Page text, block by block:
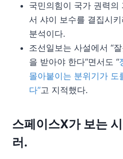
국민의힘이 국가 권력의
서 샤이 보수를 결집시
분석이다.
조선일보는 사설에서 “
을 받아야 한다”면서도 “
몰아붙이는 분위기가 도
다”고 지적했다.
스페이스X가 보는
러.